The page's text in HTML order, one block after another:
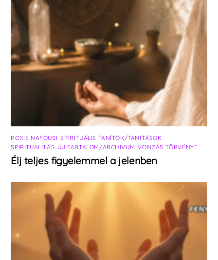
ROXIE NAFOUSI ,SPIRITUÁLIS TANÍTÓK/TANÍTÁSOK
SPIRITUALITÁS ÚJ TARTALOM/ARCHÍVUM ,VONZÁS TÖRVÉNYE
Élj teljes figyelemmel a jelenben